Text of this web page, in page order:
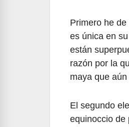
Primero he
es única en
están
razón por la
maya que
El segundo
equinoccio de